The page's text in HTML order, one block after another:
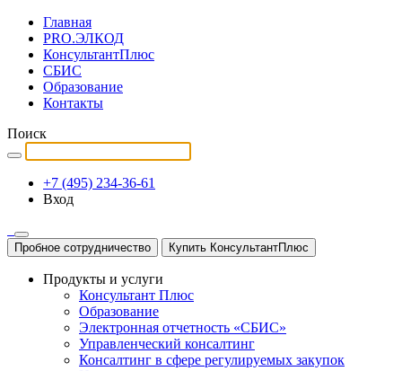
Главная
PRO.ЭЛКОД
КонсультантПлюс
СБИС
Образование
Контакты
Поиск
+7 (495) 234-36-61
Вход
Пробное сотрудничество Купить КонсультантПлюс
Продукты и услуги
Консультант Плюс
Образование
Электронная отчетность «СБИС»
Управленческий консалтинг
Консалтинг в сфере регулируемых закупок